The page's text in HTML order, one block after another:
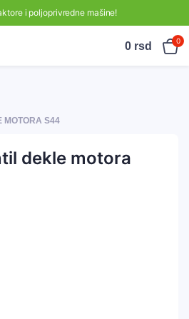
i poljoprivredne mašine!
0 rsd 0
MOTORA S44
dekle motora